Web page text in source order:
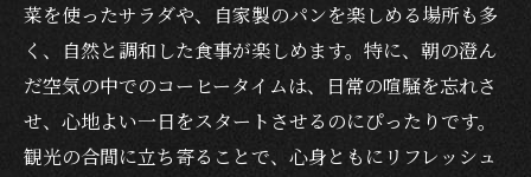
菜を使ったサラダや、自家製のパンを楽しめる場所も多
く、自然と調和した食事が楽しめます。特に、朝の澄ん
だ空気の中でのコーヒータイムは、日常の喧騒を忘れさ
せ、心地よい一日をスタートさせるのにぴったりです。
観光の合間に立ち寄ることで、心身ともにリフレッシュ